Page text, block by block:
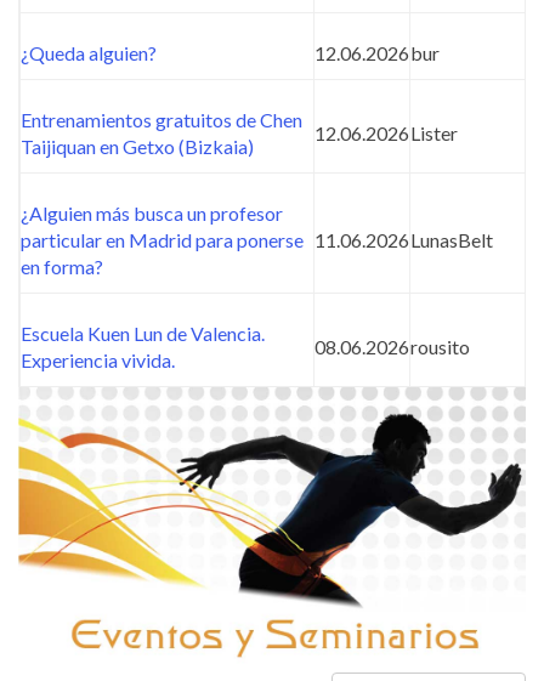
¿Queda alguien? 12.06.2026bur
Entrenamientos gratuitos de Chen
Taijiquan en Getxo (Bizkaia)
12.06.2026Lister
¿Alguien más busca un profesor
particular en Madrid para ponerse
en forma?
11.06.2026LunasBelt
Escuela Kuen Lun de Valencia.
Experiencia vivida.
08.06.2026rousito